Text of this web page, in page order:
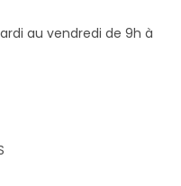
au vendredi de 9h à